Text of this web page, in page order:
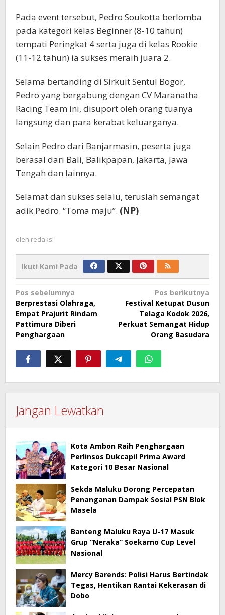
Pada event tersebut, Pedro Soukotta berlomba
pada kategori kelas Beginner (8-10 tahun)
tempati Peringkat 4 serta juga di kelas Rookie
(11-12 tahun) ia sukses meraih juara 2.
Selama bertanding di Sirkuit Sentul Bogor,
Pedro yang bergabung dengan CV Maranatha
Racing Team ini, disuport oleh orang tuanya
langsung dan para kerabat keluarganya.
Selain Pedro dari Banjarmasin, peserta juga
berasal dari Bali, Balikpapan, Jakarta, Jawa
Tengah dan lainnya.
Selamat dan sukses selalu, teruslah semangat
adik Pedro. “Toma maju”. (NP)
oleh redaksi
Ikuti Kami Pada
Navigasi
pos
Pos sebelumnya
Berprestasi Olahraga,
Empat Prajurit Rindam
Pattimura Diberi
Penghargaan
Pos berikutnya
Festival Ketupat Dusun
Telaga Kodok 2026,
Perkuat Semangat Hidup
Orang Basudara
Jangan Lewatkan
Kota Ambon Raih Penghargaan
Perlinsos Dukcapil Prima Award
Kategori 10 Besar Nasional
Sekda Maluku Dorong Percepatan
Penanganan Dampak Sosial PSN Blok
Masela
Banteng Maluku Raya U-17 Masuk
Grup “Neraka” Soekarno Cup Level
Nasional
Mercy Barends: Polisi Harus Bertindak
Tegas, Hentikan Rantai Kekerasan di
Dobo